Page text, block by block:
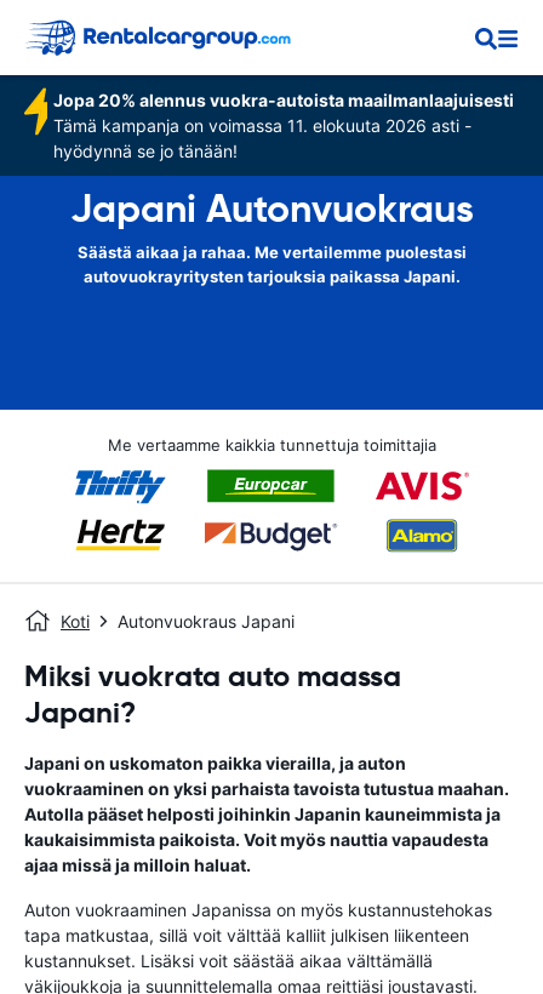
Jopa 20% alennus vuokra-autoista maailmanlaajuisesti
Tämä kampanja on voimassa 11. elokuuta 2026 asti -
hyödynnä se jo tänään!
Japani Autonvuokraus
Säästä aikaa ja rahaa. Me vertailemme puolestasi
autovuokrayritysten tarjouksia paikassa Japani.
Me vertaamme kaikkia tunnettuja toimittajia
Koti Autonvuokraus Japani
Miksi vuokrata auto maassa
Japani?
Japani on uskomaton paikka vierailla, ja auton
vuokraaminen on yksi parhaista tavoista tutustua maahan.
Autolla pääset helposti joihinkin Japanin kauneimmista ja
kaukaisimmista paikoista. Voit myös nauttia vapaudesta
ajaa missä ja milloin haluat.
Auton vuokraaminen Japanissa on myös kustannustehokas
tapa matkustaa, sillä voit välttää kalliit julkisen liikenteen
kustannukset. Lisäksi voit säästää aikaa välttämällä
väkijoukkoja ja suunnittelemalla omaa reittiäsi joustavasti.